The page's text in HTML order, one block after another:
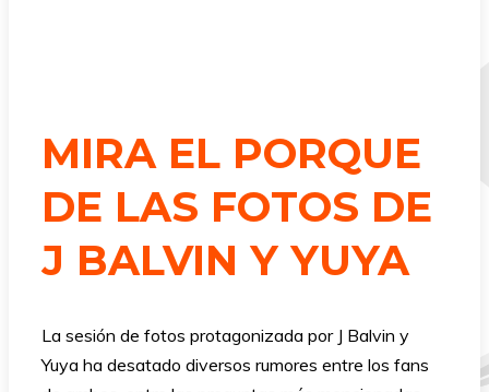
MIRA EL PORQUE
DE LAS FOTOS DE
J BALVIN Y YUYA
La sesión de fotos protagonizada por J Balvin y
Yuya ha desatado diversos rumores entre los fans